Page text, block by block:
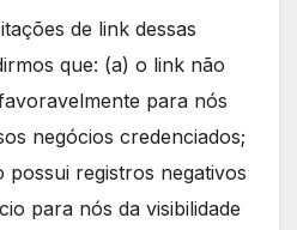
de link dessas
que: (a) o link não
para nós
negócios credenciados;
registros negativos
para nós da visibilidade